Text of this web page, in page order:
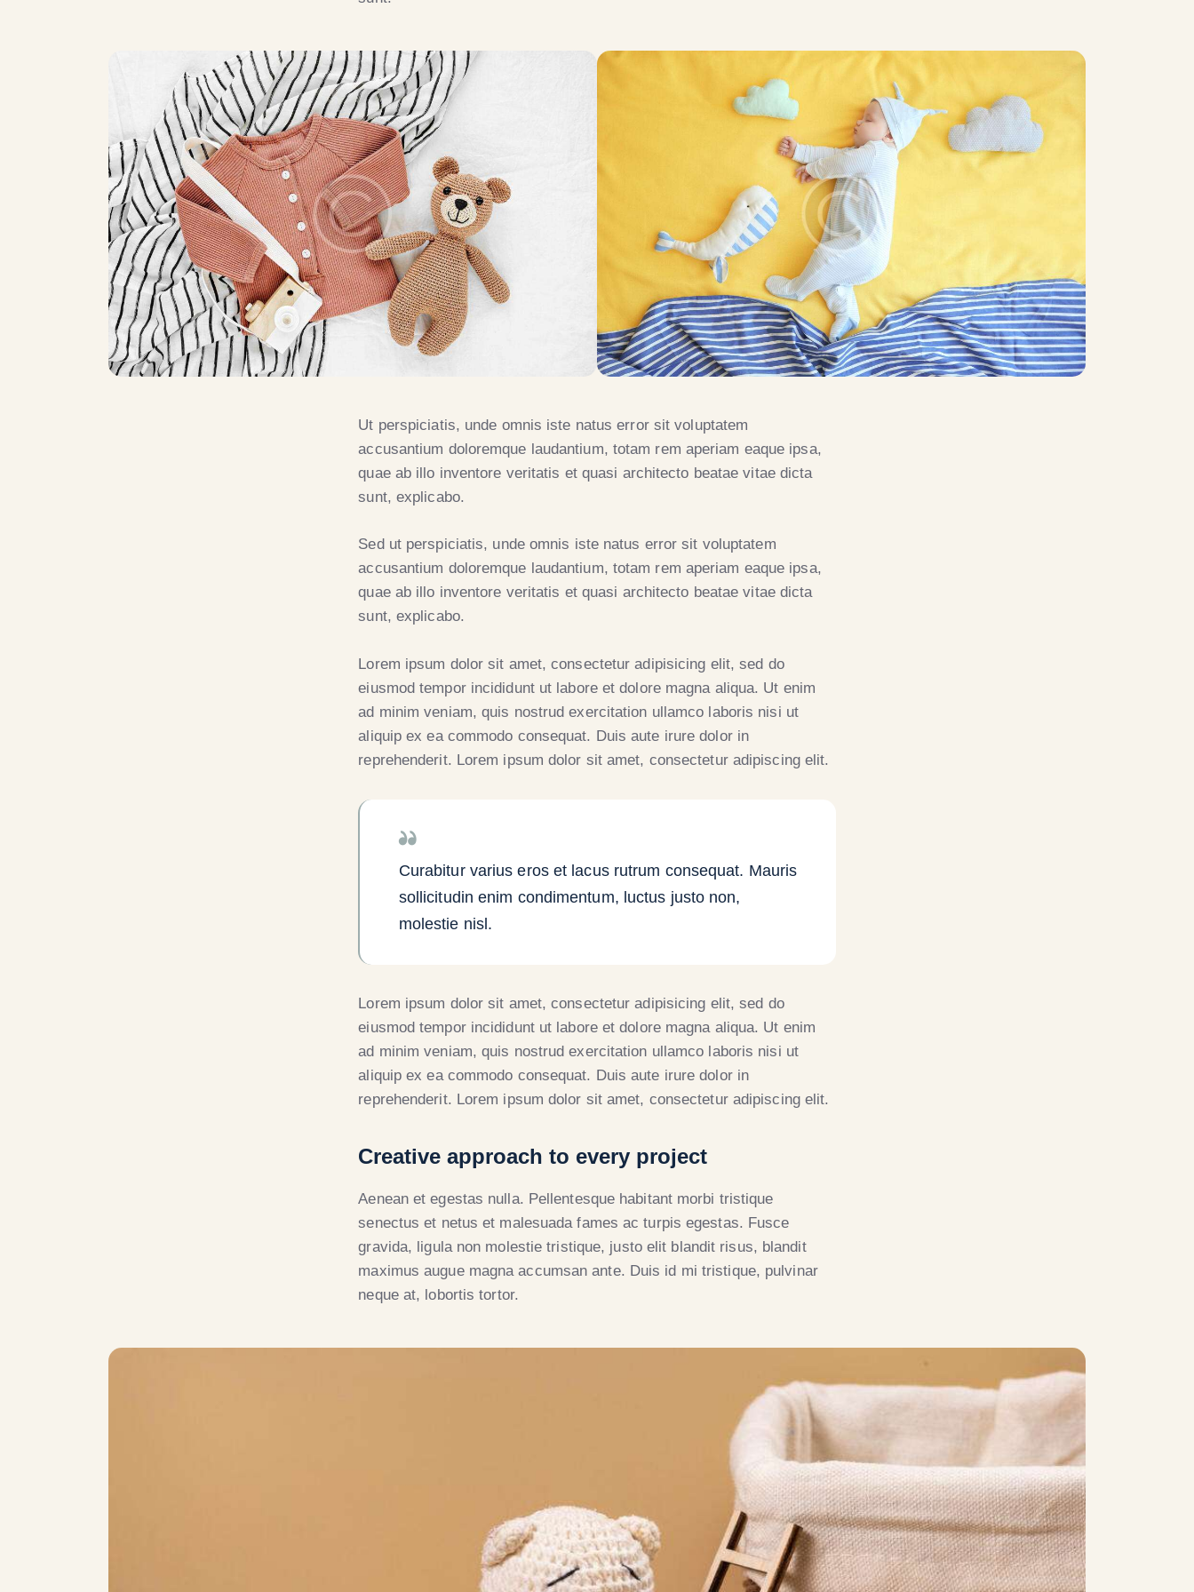
Ut perspiciatis, unde omnis iste natus error sit voluptatem
accusantium doloremque laudantium, totam rem aperiam eaque ipsa,
quae ab illo inventore veritatis et quasi architecto beatae vitae dicta
sunt, explicabo.
Sed ut perspiciatis, unde omnis iste natus error sit voluptatem
accusantium doloremque laudantium, totam rem aperiam eaque ipsa,
quae ab illo inventore veritatis et quasi architecto beatae vitae dicta
sunt, explicabo.
Lorem ipsum dolor sit amet, consectetur adipisicing elit, sed do
eiusmod tempor incididunt ut labore et dolore magna aliqua. Ut enim
ad minim veniam, quis nostrud exercitation ullamco laboris nisi ut
aliquip ex ea commodo consequat. Duis aute irure dolor in
reprehenderit. Lorem ipsum dolor sit amet, consectetur adipiscing elit.
Curabitur varius eros et lacus rutrum consequat. Mauris
sollicitudin enim condimentum, luctus justo non,
molestie nisl.
Lorem ipsum dolor sit amet, consectetur adipisicing elit, sed do
eiusmod tempor incididunt ut labore et dolore magna aliqua. Ut enim
ad minim veniam, quis nostrud exercitation ullamco laboris nisi ut
aliquip ex ea commodo consequat. Duis aute irure dolor in
reprehenderit. Lorem ipsum dolor sit amet, consectetur adipiscing elit.
Creative approach to every project
Aenean et egestas nulla. Pellentesque habitant morbi tristique
senectus et netus et malesuada fames ac turpis egestas. Fusce
gravida, ligula non molestie tristique, justo elit blandit risus, blandit
maximus augue magna accumsan ante. Duis id mi tristique, pulvinar
neque at, lobortis tortor.